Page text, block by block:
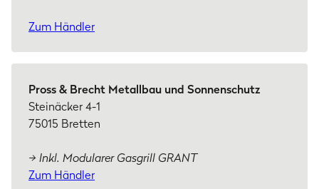
Zum Händler
Pross & Brecht Metallbau und Sonnenschutz
Steinäcker 4-1
75015 Bretten
→ Inkl. Modularer Gasgrill GRANT
Zum Händler